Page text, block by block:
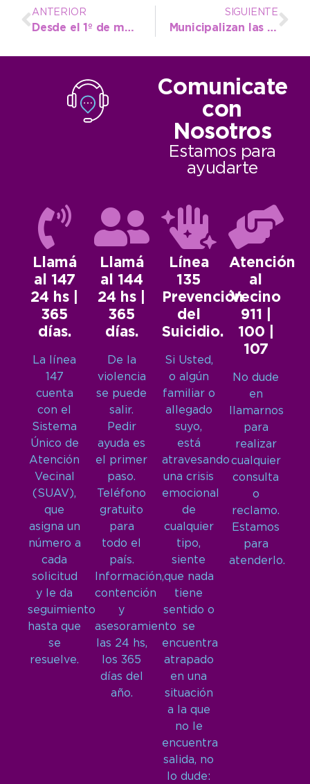
ANTERIOR
Desde el 1º de mayo estará habilitado el Registro de Mayores Contribuyentes
SIGUIENTE
Municipalizan las patentes 2014-2015 y extienden los plazos de pago sin recargos
Comunicate
con
Nosotros
Estamos para
ayudarte
Llamá
al 147
24 hs |
365
días.
La línea
147
cuenta
con el
Sistema
Único de
Atención
Vecinal
(SUAV),
que
asigna un
número a
cada
solicitud
y le da
seguimiento
hasta que
se
resuelve.
Llamá
al 144
24 hs |
365
días.
De la
violencia
se puede
salir.
Pedir
ayuda es
el primer
paso.
Teléfono
gratuito
para
todo el
país.
Información,
contención
y
asesoramiento
las 24 hs,
los 365
días del
año.
Línea
135
Prevención
del
Suicidio.
Si Usted,
o algún
familiar o
allegado
suyo,
está
atravesando
una crisis
emocional
de
cualquier
tipo,
siente
que nada
tiene
sentido o
se
encuentra
atrapado
en una
situación
a la que
no le
encuentra
salida, no
lo dude:
Atención
al
Vecino
911 |
100 |
107
No dude
en
llamarnos
para
realizar
cualquier
consulta
o
reclamo.
Estamos
para
atenderlo.